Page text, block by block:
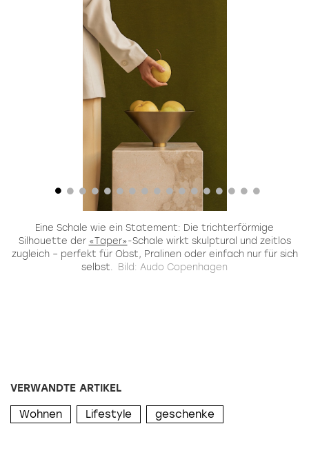
Eine Schale wie ein Statement: Die trichterförmige
Silhouette der «Taper»-Schale wirkt skulptural und zeitlos
zugleich – perfekt für Obst, Pralinen oder einfach nur für sich
selbst.
Bild: Audo Copenhagen
VERWANDTE ARTIKEL
Wohnen Lifestyle geschenke